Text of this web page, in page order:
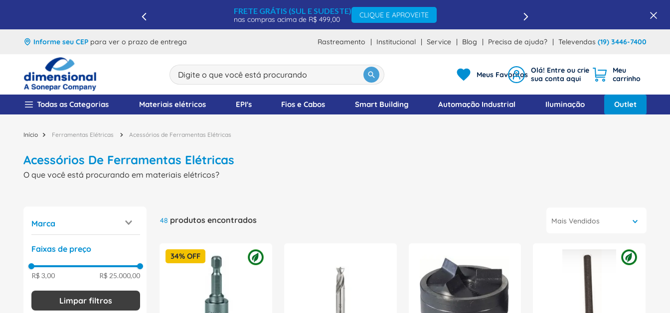
FRETE GRÁTIS (SUL E SUDESTE)
nas compras acima de R$ 499,00
CLIQUE E APROVEITE
Informe seu CEP para ver o prazo de entrega Rastreamento Institucional Service Blog Precisa de ajuda? Televendas (19) 3446-7400
Digite o que você está procurando
Meus Favoritos
Todas as Categorias Materiais elétricos EPI's Fios e Cabos Smart Building Automação Industrial Iluminação Outlet
Ferramentas Elétricas Acessórios de Ferramentas Elétricas
Acessórios De Ferramentas Elétricas
O que você está procurando em materiais elétricos?
Marca
Gedore (17
)
Legrand (1)
Faixas de preço
R$ 3,00 R$ 25.000,00
48 produtos Mais Vendidos
34% OFF
1º disjuntor
2º cabo flexivel
dps
caixa passagem